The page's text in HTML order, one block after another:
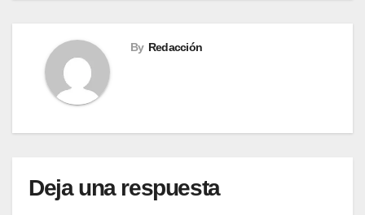
By Redacción
Deja una respuesta